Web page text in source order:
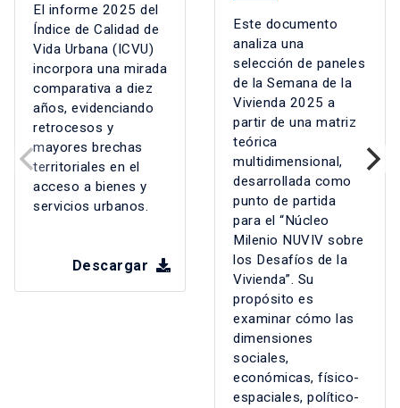
El informe 2025 del
Índice de Calidad de
Vida Urbana (ICVU)
incorpora una mirada
comparativa a diez
años, evidenciando
retrocesos y
mayores brechas
territoriales en el
acceso a bienes y
servicios urbanos.
Descargar
Este documento
analiza una
selección de paneles
de la Semana de la
Vivienda 2025 a
partir de una matriz
teórica
multidimensional,
desarrollada como
punto de partida
para el “Núcleo
Milenio NUVIV sobre
los Desafíos de la
Vivienda”. Su
propósito es
examinar cómo las
dimensiones
sociales,
económicas, físico-
espaciales, político-